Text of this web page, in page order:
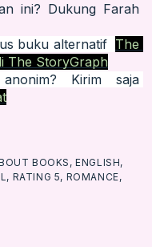
ini? Dukung Farah
buku alternatif The
The StoryGraph
Kirim saja
BOOKS ,ENGLISH,
, RATING 5, ROMANCE,